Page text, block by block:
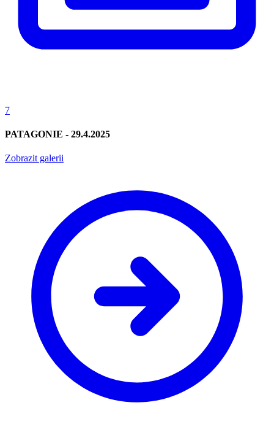
7
PATAGONIE - 29.4.2025
Zobrazit galerii